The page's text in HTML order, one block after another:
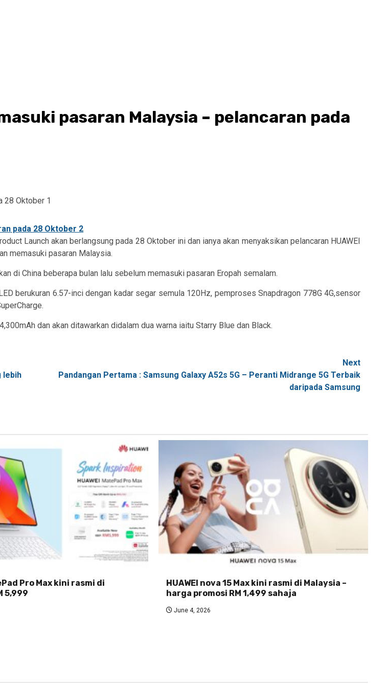
pasaran Malaysia – pelancaran pada
Launch akan berlangsung pada 28 Oktober ini dan ianya akan menyaksikan pelancaran HUAWEI
memasuki pasaran Malaysia.
di China beberapa bulan lalu sebelum memasuki pasaran Eropah semalam.
berukuran 6.57-inci dengan kadar segar semula 120Hz, pemproses Snapdragon 778G 4G,sensor
dan akan ditawarkan didalam dua warna iaitu Starry Blue dan Black.
lebih
Next
Pandangan Pertama : Samsung Galaxy A52s 5G – Peranti Midrange 5G Terbaik
daripada Samsung
Pro Max kini rasmi di
5,999
HUAWEI nova 15 Max kini rasmi di Malaysia –
harga promosi RM 1,499 sahaja
June 4, 2026